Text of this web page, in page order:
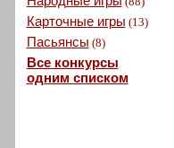
Карточные игры (13)
Пасьянсы (8)
Все конкурсы
одним списком